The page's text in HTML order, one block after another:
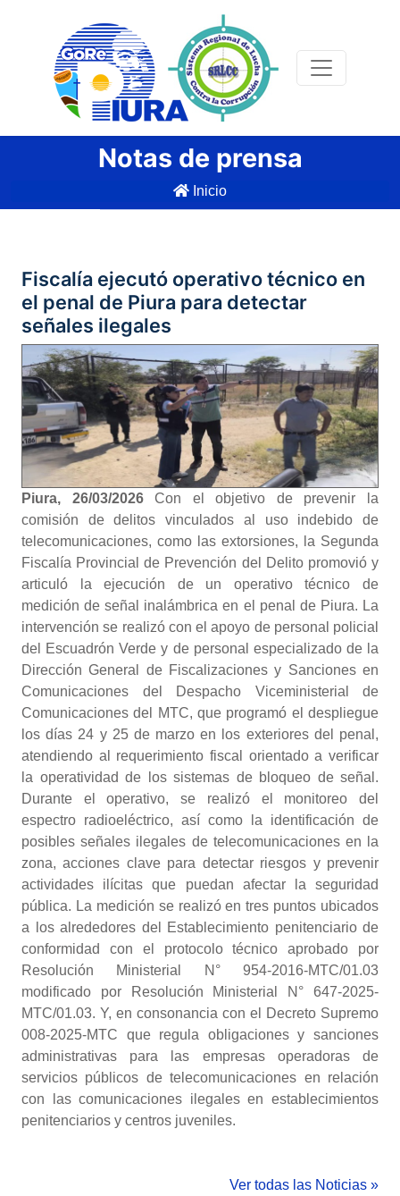
Notas de prensa
Inicio
Fiscalía ejecutó operativo técnico en
el penal de Piura para detectar
señales ilegales
Piura, 26/03/2026Con el objetivo de prevenir la
comisión de delitos vinculados al uso indebido de
telecomunicaciones, como las extorsiones, la Segunda
Fiscalía Provincial de Prevención del Delito promovió y
articuló la ejecución de un operativo técnico de
medición de señal inalámbrica en el penal de Piura. La
intervención se realizó con el apoyo de personal policial
del Escuadrón Verde y de personal especializado de la
Dirección General de Fiscalizaciones y Sanciones en
Comunicaciones del Despacho Viceministerial de
Comunicaciones del MTC, que programó el despliegue
los días 24 y 25 de marzo en los exteriores del penal,
atendiendo al requerimiento fiscal orientado a verificar
la operatividad de los sistemas de bloqueo de señal.
Durante el operativo, se realizó el monitoreo del
espectro radioeléctrico, así como la identificación de
posibles señales ilegales de telecomunicaciones en la
zona, acciones clave para detectar riesgos y prevenir
actividades ilícitas que puedan afectar la seguridad
pública. La medición se realizó en tres puntos ubicados
a los alrededores del Establecimiento penitenciario de
conformidad con el protocolo técnico aprobado por
Resolución Ministerial N° 954-2016-MTC/01.03
modificado por Resolución Ministerial N° 647-2025-
MTC/01.03. Y, en consonancia con el Decreto Supremo
008-2025-MTC que regula obligaciones y sanciones
administrativas para las empresas operadoras de
servicios públicos de telecomunicaciones en relación
con las comunicaciones ilegales en establecimientos
penitenciarios y centros juveniles.
Ver todas las Noticias »